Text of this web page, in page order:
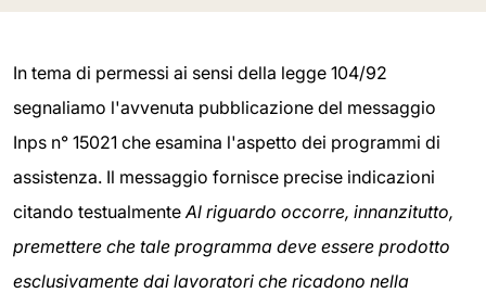
In tema di permessi ai sensi della legge 104/92
segnaliamo l'avvenuta pubblicazione del messaggio
Inps n° 15021 che esamina l'aspetto dei programmi di
assistenza. Il messaggio fornisce precise indicazioni
citando testualmenteAl riguardo occorre, innanzitutto,
premettere che tale programma deve essere prodotto
esclusivamente dai lavoratori che ricadono nella